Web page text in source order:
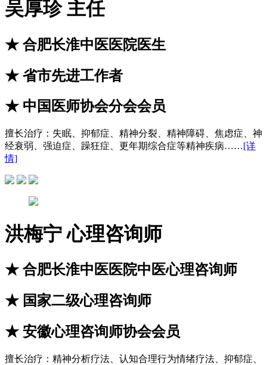
吴厚珍主任
★合肥长淮中医医院医生
★省市先进工作者
★中国医师协会分会会员
擅长治疗： 失眠、抑郁症、精神分裂、精神障碍、焦虑症、神
经衰弱、强迫症、躁狂症、更年期综合症等精神疾病……[详
情]
洪梅宁心理咨询师
★合肥长淮中医医院中医心理咨询师
★国家二级心理咨询师
★安徽心理咨询师协会会员
擅长治疗： 精神分析疗法、认知合理行为情绪疗法、抑郁症、